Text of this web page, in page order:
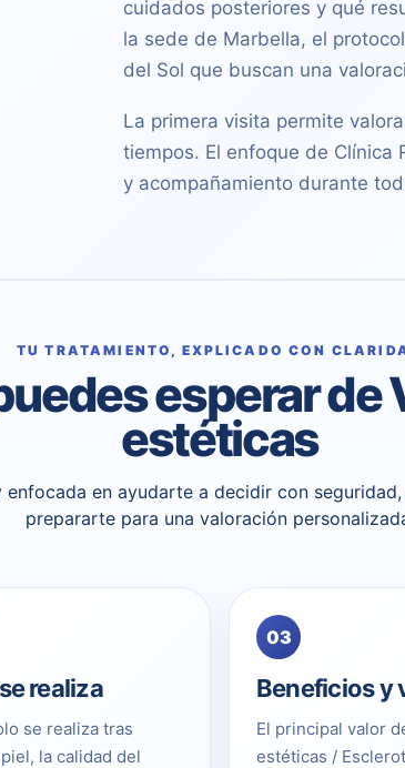
cuidados posteriores y qué
la sede de Marbella, el
del Sol que buscan una
La primera visita permite
tiempos. El enfoque de Clínica
y acompañamiento durante
TU TRATAMIENTO, EXPLICADO CON
esperar de
estéticas
en ayudarte a decidir con
prepararte para una valoración
realiza
se realiza tras
la calidad del
03
Beneficios y
El principal valor
estéticas /